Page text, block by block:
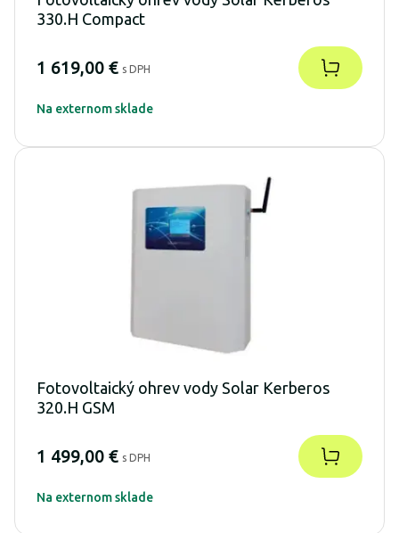
330.H Compact
1 619,00 € s DPH
Na externom sklade
Fotovoltaický ohrev vody Solar Kerberos
320.H GSM
1 499,00 € s DPH
Na externom sklade